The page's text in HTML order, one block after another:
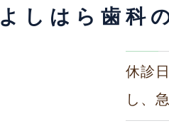
よしはら歯科
休診
し、